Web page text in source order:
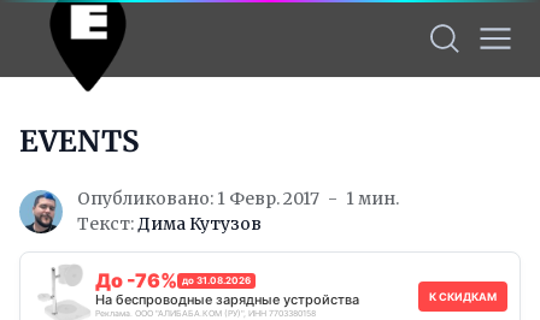
EVENTS
Опубликовано: 1 Февр. 2017
1 мин.
Текст:Дима Кутузов
До -76% до 31.08.2026
На беспроводные зарядные устройства
Реклама. ООО "АЛИБАБА.КОМ (РУ)", ИНН 7703380158
К СКИДКАМ